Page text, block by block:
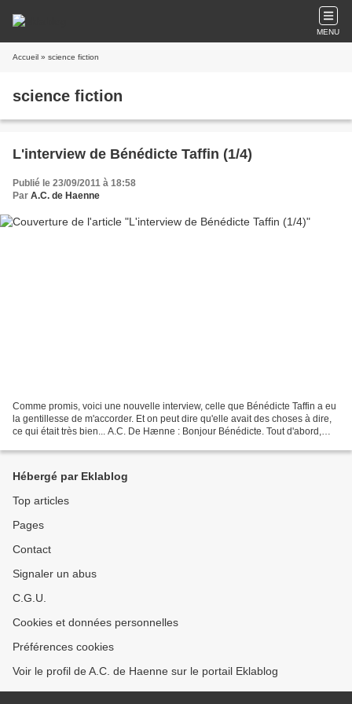
MENU
Accueil » science fiction
science fiction
L'interview de Bénédicte Taffin (1/4)
Publié le 23/09/2011 à 18:58
Par A.C. de Haenne
Comme promis, voici une nouvelle interview, celle que Bénédicte Taffin a eu
la gentillesse de m'accorder. Et on peut dire qu'elle avait des choses à dire,
ce qui était très bien... A.C. De Hænne : Bonjour Bénédicte. Tout d'abord,
Hébergé par Eklablog
Top articles
Pages
Contact
Signaler un abus
C.G.U.
Cookies et données personnelles
Préférences cookies
Voir le profil de A.C. de Haenne sur le portail Eklablog